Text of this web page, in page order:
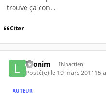
trouve ça con...
Citer
Leonim INpactien
Posté(e) le 19 mars 201115 a
AUTEUR